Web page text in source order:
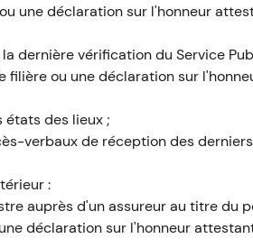
une déclaration sur l'honneur
dernière vérification du Service
filière ou une déclaration sur
états des lieux ;
verbaux de réception des
:
auprès d'un assureur au titre du
déclaration sur l'honneur